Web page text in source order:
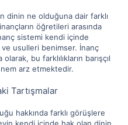
dinin ne olduğuna dair farklı
öğretileri arasında
sistemi kendi içinde
usulleri benimser. İnanç
bu farklılıkların barışçıl
arz etmektedir.
Tartışmalar
hakkında farklı görüşlere
kendi içinde hak olan dinin